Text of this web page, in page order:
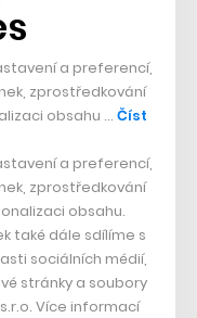
rozběhl například i
získal 340
na které
dceřiné firmy
hráčům na
se mimo jiné
míle včetně
a preferencí,
zprostředkování
obsahu … Číst
a preferencí,
zprostředkování
obsahu.
také dále sdílíme s
sociálních médií,
stránky a soubory
Více informací